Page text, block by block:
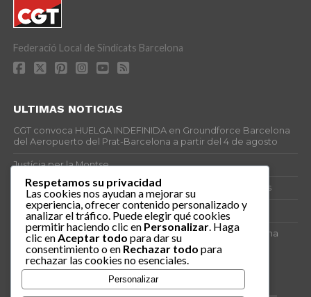
Federació Local de Sindicats Barcelona
ULTIMAS NOTICIAS
CGT convoca HUELGA INDEFINIDA en Groundforce Barcelona
del Aeropuerto del Prat-Barcelona a partir del 4 de agosto
Justícia per la Montse
25J – Día Mundial para la Prevención de los Ahogamientos
ERE encubierto en H&M Concentrix
Actes centrals 90 aniversari revolució social 1936. Programa
central i per dies. Materials de venda.
Respetamos su privacidad
Las cookies nos ayudan a mejorar su
experiencia, ofrecer contenido personalizado y
analizar el tráfico. Puede elegir qué cookies
permitir haciendo clic en Personalizar . Haga
clic en Aceptar todo para dar su
consentimiento o en Rechazar todo para
rechazar las cookies no esenciales.
Personalizar